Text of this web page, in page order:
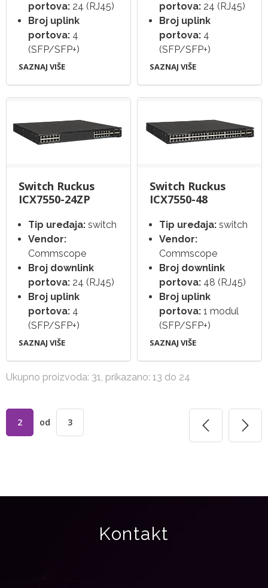
portova: 24 (RJ45)
Broj uplink
portova: 4
(SFP/SFP+)
SAZNAJ VIŠE
portova: 24 (RJ45)
Broj uplink
portova: 4
(SFP/SFP+)
SAZNAJ VIŠE
Switch Ruckus
ICX7550-24ZP
Tip uređaja: switch
Vendor:
Commscope
Broj downlink
portova: 24 (RJ45)
Broj uplink
portova: 4
(SFP/SFP+)
SAZNAJ VIŠE
Switch Ruckus
ICX7550-48
Tip uređaja: switch
Vendor:
Commscope
Broj downlink
portova: 48 (RJ45)
Broj uplink
portova: 1 modul
(SFP/SFP+)
SAZNAJ VIŠE
Ukupno proizvoda: 31, prikazano: 13 do 24
2 od 3
Kontakt